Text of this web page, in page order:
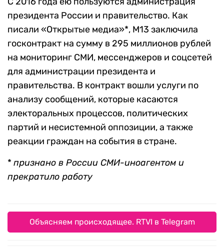
президента России и правительство. Как
писали «Открытые медиа»*, М13 заключила
госконтракт на сумму в 295 миллионов рублей
на мониторинг СМИ, мессенджеров и соцсетей
для администрации президента и
правительства. В контракт вошли услуги по
анализу сообщений, которые касаются
электоральных процессов, политических
партий и несистемной оппозиции, а также
реакции граждан на события в стране.
* признано в России СМИ-иноагентом и
прекратило работу
Объясняем происходящее. RTVI в Telegram